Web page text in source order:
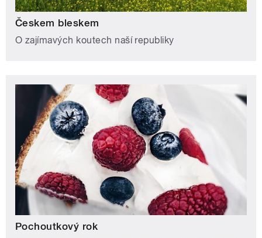
Českem bleskem
O zajímavých koutech naší republiky
Pochoutkový rok